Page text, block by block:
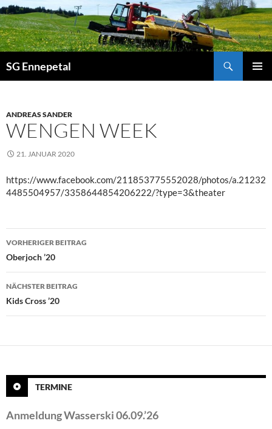
Zum
Inhalt
springen
SG Ennepetal
ANDREAS SANDER
WENGEN WEEK
21. JANUAR 2020
https://www.facebook.com/211853775552028/photos/a.21232
4485504957/3358644854206222/?type=3&theater
Beitragsnavigation
VORHERIGER BEITRAG
Oberjoch ’20
NÄCHSTER BEITRAG
Kids Cross ’20
TERMINE
Anmeldung Wasserski 06.09.’26